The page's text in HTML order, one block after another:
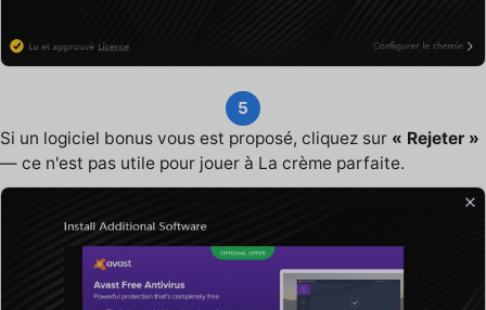
5
Si un logiciel bonus vous est proposé, cliquez sur « Rejeter »
— ce n'est pas utile pour jouer à La crème parfaite.